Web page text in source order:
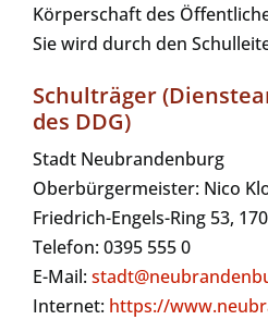
Körperschaft des
Sie wird durch den
Schulträger
des DDG)
Stadt Neubrandenburg
Oberbürgermeister: Nico
Friedrich-Engels-Ring 53,
Telefon: 0395 555 0
E-Mail:
Internet: https://